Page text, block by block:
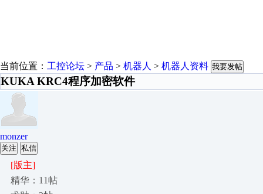
当前位置： 工控论坛 > 产品 > 机器人 > 机器人资料 我要发帖
KUKA KRC4程序加密软件
monzer
关注 私信
[版主]
精华：11帖